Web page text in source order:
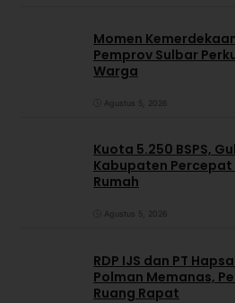
Momen
Pemprov Sulbar
Warga
Agustus 5, 2026
Kuota 5.250 BSPS,
Kabupaten Percepat
Rumah
Agustus 5, 2026
RDP IJS dan PT
Polman Memanas,
Ruang Rapat